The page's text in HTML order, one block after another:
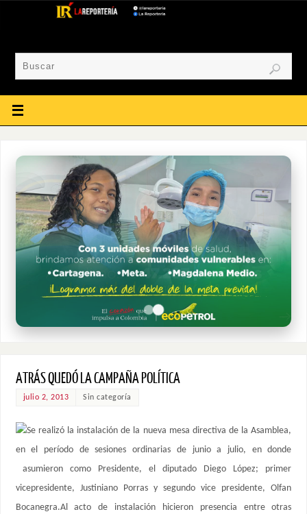
ATRÁS QUEDÓ LA CAMPAÑA POLÍTICA
julio 2, 2013 Sin categoría
Se realizó la instalación de la nueva mesa directiva de la Asamblea,
en el período de sesiones ordinarias de junio a julio, en donde
asumieron como Presidente, el diputado Diego López; primer
vicepresidente, Justiniano Porras y segundo vice presidente, Olfan
Bocanegra.Al acto de instalación hicieron presencia entre otras